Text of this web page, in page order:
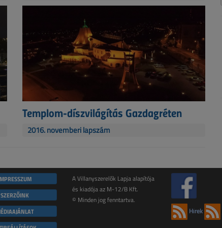
Templom-díszvilágítás Gazdagréten
2016. novemberi lapszám
SZERZŐINK
A Villanyszerelők Lapja alapítója
és kiadója az M-12/B Kft.
© Minden jog fenntartva.
Hírek